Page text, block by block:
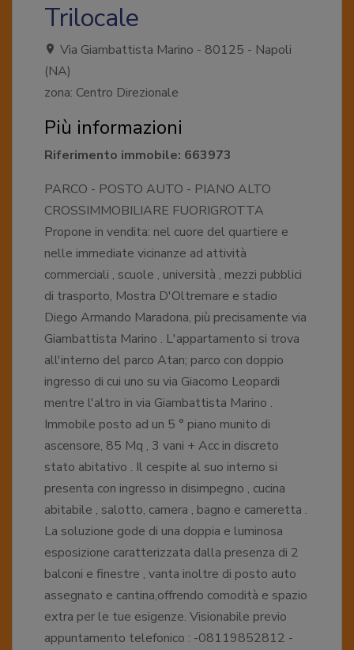
Trilocale
Via Giambattista Marino - 80125 - Napoli
(NA)
zona: Centro Direzionale
Più informazioni
Riferimento immobile: 663973
PARCO - POSTO AUTO - PIANO ALTO
CROSSIMMOBILIARE FUORIGROTTA
Propone in vendita: nel cuore del quartiere e
nelle immediate vicinanze ad attività
commerciali , scuole , università , mezzi pubblici
di trasporto, Mostra D'Oltremare e stadio
Diego Armando Maradona, più precisamente via
Giambattista Marino . L'appartamento si trova
all'interno del parco Atan; parco con doppio
ingresso di cui uno su via Giacomo Leopardi
mentre l'altro in via Giambattista Marino .
Immobile posto ad un 5 ° piano munito di
ascensore, 85 Mq , 3 vani + Acc in discreto
stato abitativo . Il cespite al suo interno si
presenta con ingresso in disimpegno , cucina
abitabile , salotto, camera , bagno e cameretta .
La soluzione gode di una doppia e luminosa
esposizione caratterizzata dalla presenza di 2
balconi e finestre , vanta inoltre di posto auto
assegnato e cantina,offrendo comodità e spazio
extra per le tue esigenze. Visionabile previo
appuntamento telefonico : -08119852812 -